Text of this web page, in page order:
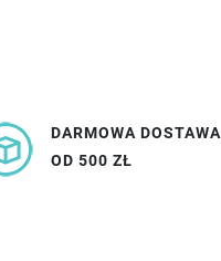
DARMOWA DOSTAWA
OD 500 ZŁ